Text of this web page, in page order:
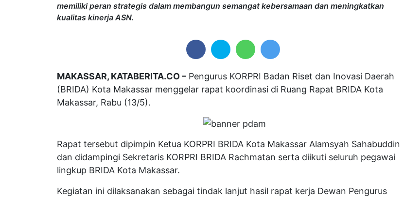
memiliki peran strategis dalam membangun semangat kebersamaan dan meningkatkan
kualitas kinerja ASN.
MAKASSAR, KATABERITA.CO – Pengurus KORPRI Badan Riset dan Inovasi Daerah
(BRIDA) Kota Makassar menggelar rapat koordinasi di Ruang Rapat BRIDA Kota
Makassar, Rabu (13/5).
Rapat tersebut dipimpin Ketua KORPRI BRIDA Kota Makassar Alamsyah Sahabuddin
dan didampingi Sekretaris KORPRI BRIDA Rachmatan serta diikuti seluruh pegawai
lingkup BRIDA Kota Makassar.
Kegiatan ini dilaksanakan sebagai tindak lanjut hasil rapat kerja Dewan Pengurus